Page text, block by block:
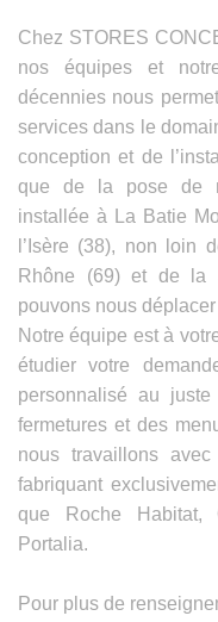
Chez STORES
nos équipes et
décennies nous
services dans le
conception et de
que de la pose de
installée à La Batie
l’Isère (38), non loin
Rhône (69) et de la
pouvons nous
Notre équipe est à
étudier votre
personnalisé au
fermetures et des
nous travaillons
fabriquant
que Roche Habitat,
Portalia.
Pour plus de